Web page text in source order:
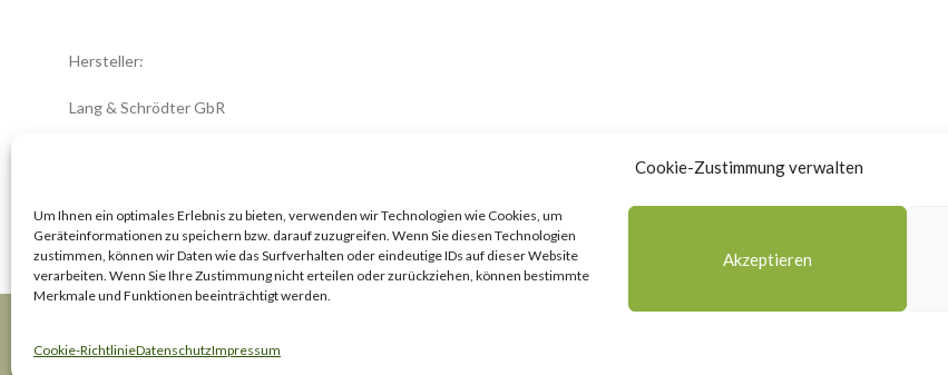
Cookie-Zustimmung verwalten
Um Ihnen ein optimales Erlebnis zu bieten, verwenden wir Technologien wie Cookies, um
Geräteinformationen zu speichern bzw. darauf zuzugreifen. Wenn Sie diesen Technologien
zustimmen, können wir Daten wie das Surfverhalten oder eindeutige IDs auf dieser Website
verarbeiten. Wenn Sie Ihre Zustimmung nicht erteilen oder zurückziehen, können bestimmte
Merkmale und Funktionen beeinträchtigt werden.
Akzeptieren
Cookie-RichtlinieDatenschutzImpressum
Hersteller:
Lang & Schrödter GbR
Impressum AGB Datenschutzerklärung